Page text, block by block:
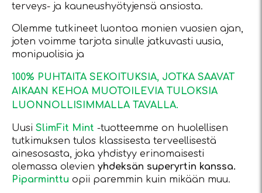
terveys- ja kauneushyötyjensä ansiosta.
Olemme tutkineet luontoa monien vuosien ajan,
joten voimme tarjota sinulle jatkuvasti uusia,
monipuolisia ja
100% PUHTAITA SEKOITUKSIA, JOTKA SAAVAT
AIKAAN KEHOA MUOTOILEVIA TULOKSIA
LUONNOLLISIMMALLA TAVALLA.
Uusi SlimFit Mint -tuotteemme on huolellisen
tutkimuksen tulos klassisesta terveellisestä
ainesosasta, joka yhdistyy erinomaisesti
olemassa olevien yhdeksän superyrtin kanssa.
Piparminttu opii paremmin kuin mikään muu.